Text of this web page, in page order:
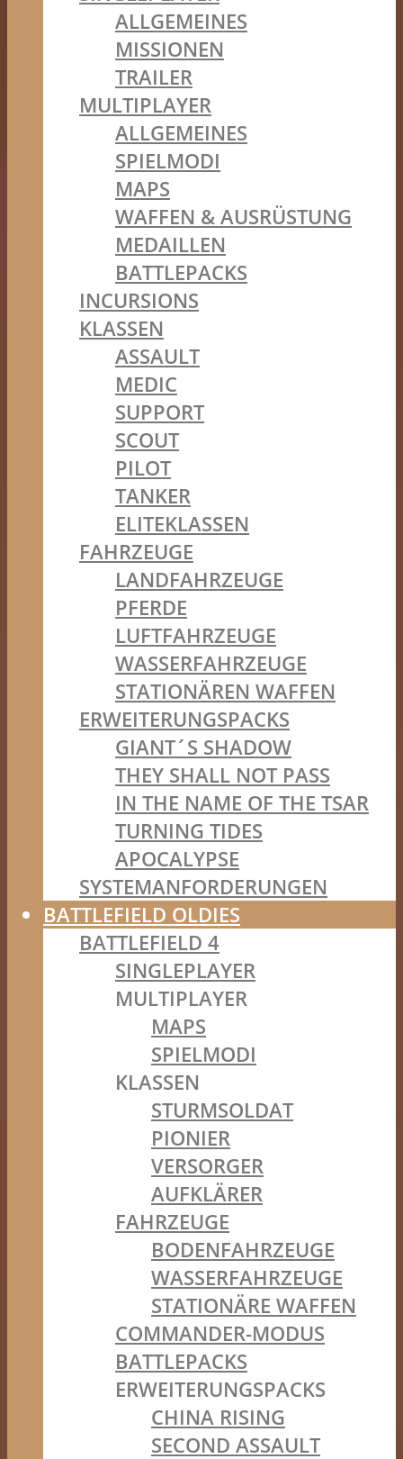
ALLGEMEINES
MISSIONEN
TRAILER
MULTIPLAYER
ALLGEMEINES
SPIELMODI
MAPS
WAFFEN & AUSRÜSTUNG
MEDAILLEN
BATTLEPACKS
INCURSIONS
KLASSEN
ASSAULT
MEDIC
SUPPORT
SCOUT
PILOT
TANKER
ELITEKLASSEN
FAHRZEUGE
LANDFAHRZEUGE
PFERDE
LUFTFAHRZEUGE
WASSERFAHRZEUGE
STATIONÄREN WAFFEN
ERWEITERUNGSPACKS
GIANT´S SHADOW
THEY SHALL NOT PASS
IN THE NAME OF THE TSAR
TURNING TIDES
APOCALYPSE
SYSTEMANFORDERUNGEN
BATTLEFIELD OLDIES
BATTLEFIELD 4
SINGLEPLAYER
MULTIPLAYER
MAPS
SPIELMODI
KLASSEN
STURMSOLDAT
PIONIER
VERSORGER
AUFKLÄRER
FAHRZEUGE
BODENFAHRZEUGE
WASSERFAHRZEUGE
STATIONÄRE WAFFEN
COMMANDER-MODUS
BATTLEPACKS
ERWEITERUNGSPACKS
CHINA RISING
SECOND ASSAULT